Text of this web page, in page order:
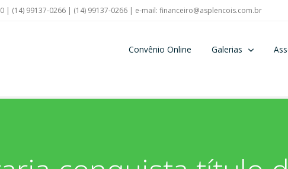
| (14) 99137-0266 | (14) 99137-0266 | e-mail: financeiro@asplencois.com.br
Convênio Online Galerias